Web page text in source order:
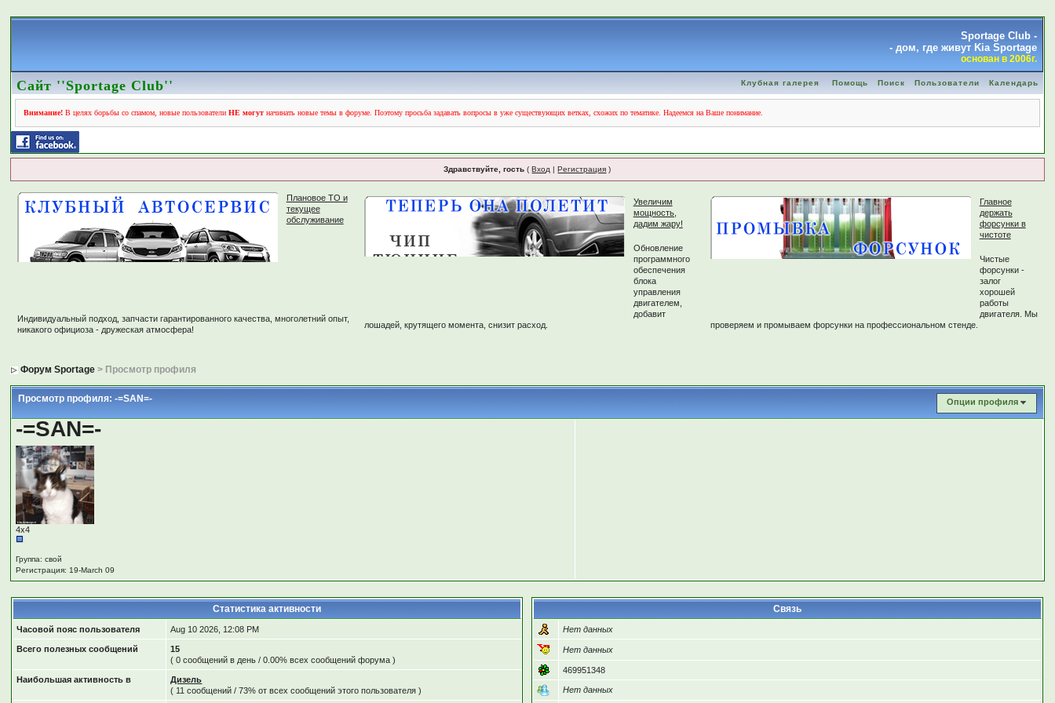
Sportage Club -
- дом, где живут Kia Sportage
основан в 2006г.
Сайт ''Sportage Club'' Клубная галерея Помощь Поиск Пользователи Календарь
Внимание! В целях борьбы со спамом, новые пользователиНЕ могут начинать новые темы в форуме. Поэтому просьба задавать вопросы в уже существующих ветках, схожих по тематике. Надеемся на Ваше понимание.
Здравствуйте, гость (Вход |Регистрация )
Плановое ТО и
текущее
обслуживание
Индивидуальный подход, запчасти гарантированного качества, многолетний опыт,
никакого официоза - дружеская атмосфера!
Увеличим
мощность,
дадим жару!
Обновление
программного
обеспечения
блока
управления
двигателем,
добавит
лошадей, крутящего момента, снизит расход.
Главное
держать
форсунки в
чистоте
Чистые
форсунки -
залог
хорошей
работы
двигателя. Мы
проверяем и промываем форсунки на профессиональном стенде.
Форум Sportage > Просмотр профиля
Опции профиля
Просмотр профиля: -=SAN=-
-=SAN=-
4х4
Группа: свой
Регистрация: 19-March 09
Статистика активности
Часовой пояс пользователя Aug 10 2026, 12:08 PM
Всего полезных сообщений
15
( 0 сообщений в день / 0.00% всех сообщений форума )
Наибольшая активность в
Дизель
( 11 сообщений / 73% от всех сообщений этого пользователя )
Связь
Нет данных
Нет данных
469951348
Нет данных